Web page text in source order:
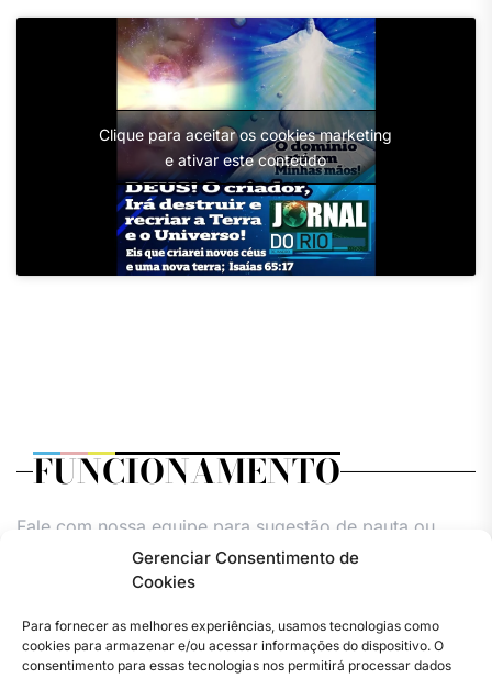
Gerenciar Consentimento de
Cookies
Para fornecer as melhores experiências, usamos tecnologias como
cookies para armazenar e/ou acessar informações do dispositivo. O
consentimento para essas tecnologias nos permitirá processar dados
Clique para aceitar os cookies marketing
e ativar este conteúdo
FUNCIONAMENTO
Fale com nossa equipe para sugestão de pauta ou